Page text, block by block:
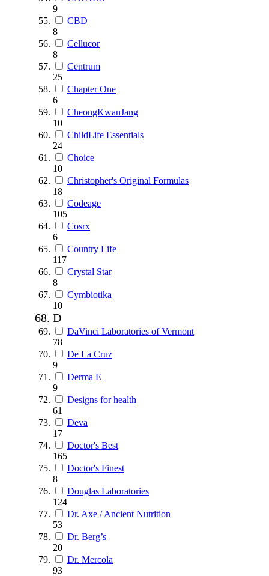
9
CBD
8
Cellucor
8
Centrum
25
Chapter One
6
CheongKwanJang
10
ChildLife Essentials
24
Choice
10
Christopher's Original Formulas
18
Codeage
105
Cosrx
6
Country Life
117
Crystal Star
8
Cymbiotika
10
D
DaVinci Laboratories of Vermont
78
De La Cruz
9
Derma E
9
Designs for health
61
Deva
17
Doctor's Best
165
Doctor's Finest
8
Douglas Laboratories
124
Dr. Axe / Ancient Nutrition
53
Dr. Berg’s
20
Dr. Mercola
93